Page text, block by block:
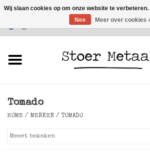
Klantenservice
Verlichting
Tomado
HOME / MERKEN / TOMADO
Wij slaan cookies op om onze website te
Nee
Meer over cookies